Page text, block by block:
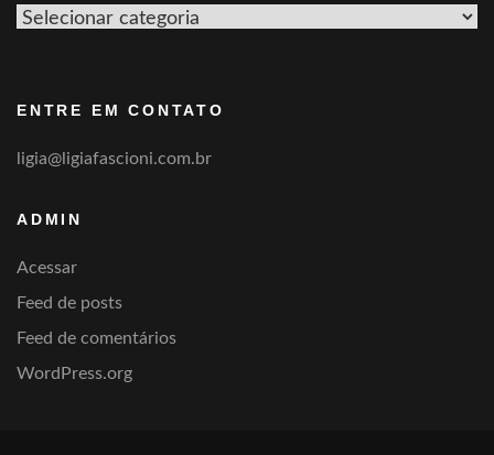
Ver
ENTRE EM CONTATO
ligia@ligiafascioni.com.br
ADMIN
Acessar
Feed de posts
Feed de comentários
WordPress.org